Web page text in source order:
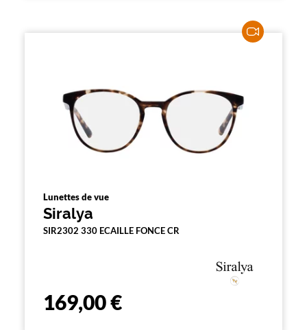
Lunettes de vue
Siralya
SIR2302 330 ECAILLE FONCE CR
169,00 €